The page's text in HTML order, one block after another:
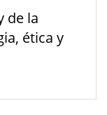
de la
ética y